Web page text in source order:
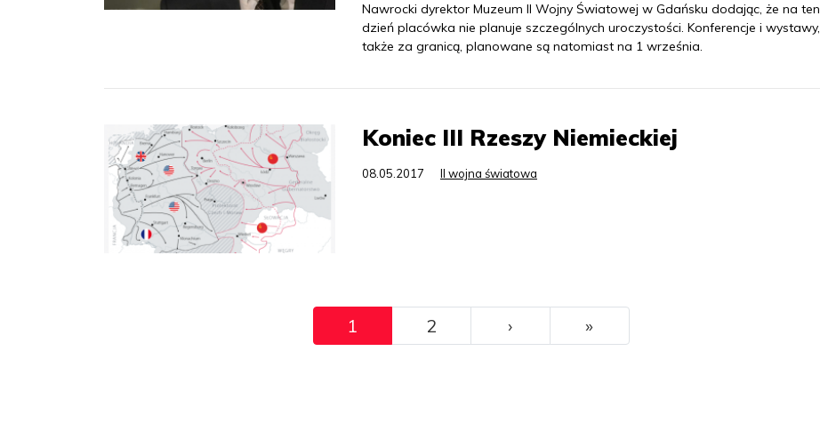
Nawrocki dyrektor Muzeum II Wojny Światowej w Gdańsku dodając, że na ten
dzień placówka nie planuje szczególnych uroczystości. Konferencje i wystawy,
także za granicą, planowane są natomiast na 1 września.
Koniec III Rzeszy Niemieckiej
08.05.2017 II wojna światowa
1 2 ››› »Ostatni